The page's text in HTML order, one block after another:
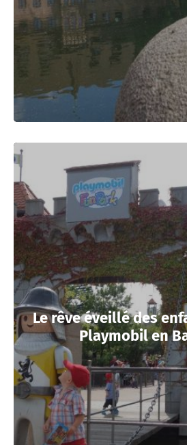
Le rêve éveillé des
Playmobil en